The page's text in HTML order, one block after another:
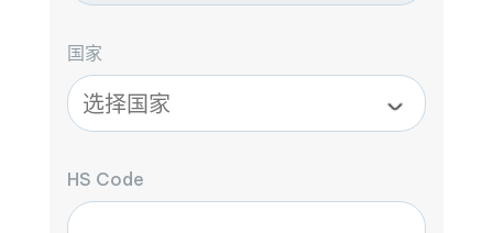
国家
HS Code